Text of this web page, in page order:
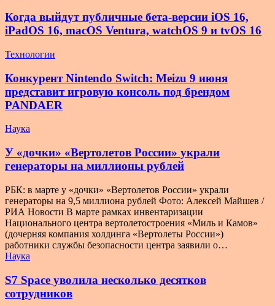
Когда выйдут публичные бета-версии iOS 16,
iPadOS 16, macOS Ventura, watchOS 9 и tvOS 16
Технологии
Конкурент Nintendo Switch: Meizu 9 июня
представит игровую консоль под брендом
PANDAER
Наука
У «дочки» «Вертолетов России» украли
генераторы на миллионы рублей
РБК: в марте у «дочки» «Вертолетов России» украли
генераторы на 9,5 миллиона рублей Фото: Алексей Майшев /
РИА Новости В марте рамках инвентаризации
Национального центра вертолетостроения «Миль и Камов»
(дочерняя компания холдинга «Вертолеты России»)
работники службы безопасности центра заявили о…
Наука
S7 Space уволила несколько десятков
сотрудников